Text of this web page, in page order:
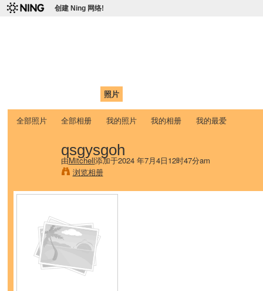
创建 Ning 网络!
照片
全部照片 全部相册 我的照片 我的相册 我的最爱
qsgysgoh
由Mitchell添加于2024 年7月4日12时47分am
浏览相册